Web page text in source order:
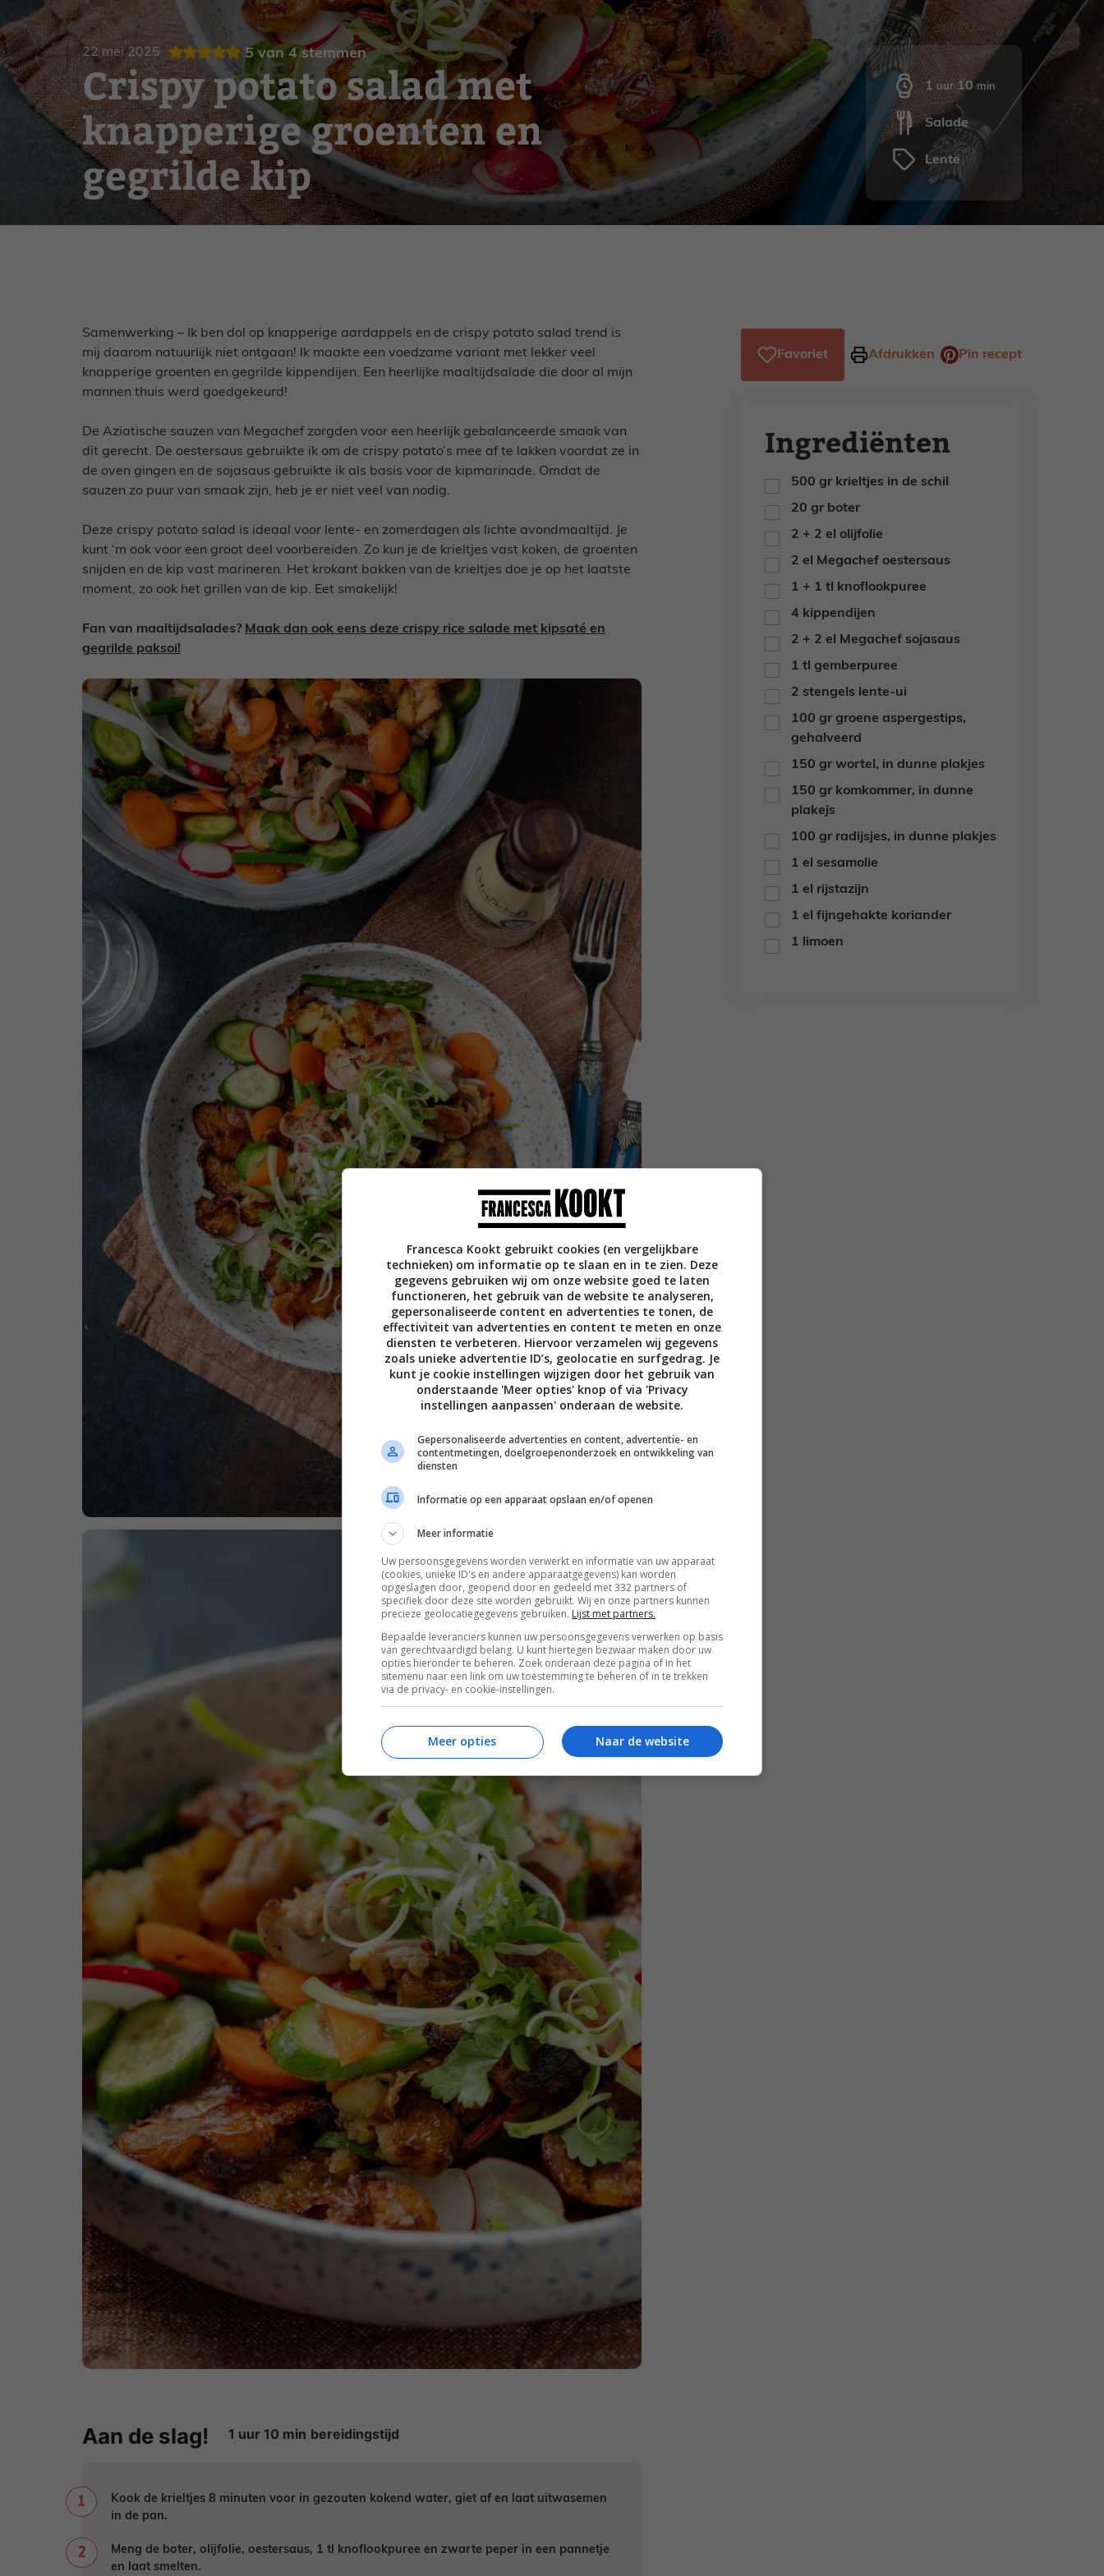
22 mei 2025 5 van4stemmen
Crispy potato salad met
knapperige groenten en
gegrilde kip
1uur
uur 10 minuten
min
Salade
Lente
Samenwerking – Ik ben dol op knapperige aardappels en de crispy potato salad trend is
mij daarom natuurlijk niet ontgaan! Ik maakte een voedzame variant met lekker veel
knapperige groenten en gegrilde kippendijen. Een heerlijke maaltijdsalade die door al mijn
mannen thuis werd goedgekeurd!
De Aziatische sauzen van Megachef zorgden voor een heerlijk gebalanceerde smaak van
dit gerecht. De oestersaus gebruikte ik om de crispy potato’s mee af te lakken voordat ze in
de oven gingen en de sojasaus gebruikte ik als basis voor de kipmarinade. Omdat de
sauzen zo puur van smaak zijn, heb je er niet veel van nodig.
Deze crispy potato salad is ideaal voor lente- en zomerdagen als lichte avondmaaltijd. Je
kunt ‘m ook voor een groot deel voorbereiden. Zo kun je de krieltjes vast koken, de groenten
snijden en de kip vast marineren. Het krokant bakken van de krieltjes doe je op het laatste
moment, zo ook het grillen van de kip. Eet smakelijk!
Fan van maaltijdsalades? Maak dan ook eens deze crispy rice salade met kipsaté en
gegrilde paksoi!
Aan de slag! 1 uur
uur 10 minuten
min
Kook de krieltjes 8 minuten voor in gezouten kokend water, giet af en laat uitwasemen
in de pan.
Meng de boter, olijfolie, oestersaus, 1 tl knoflookpuree en zwarte peper in een pannetje
en laat smelten.
Favoriet Afdrukken Pin recept
Ingrediënten
▢
500 gr krieltjes in de schil
▢
20 gr boter
▢
2 + 2 el olijfolie
▢
2 el Megachef oestersaus
▢
1 + 1 tl knoflookpuree
▢
4 kippendijen
▢
2 + 2 el Megachef sojasaus
▢
1 tl gemberpuree
▢
2 stengels lente-ui
▢
100 gr groene aspergestips,
gehalveerd
▢
150 gr wortel, in dunne plakjes
▢
150 gr komkommer, in dunne
plakejs
▢
100 gr radijsjes, in dunne plakjes
▢
1 el sesamolie
▢
1 el rijstazijn
▢
1 el fijngehakte koriander
▢
1 limoen
Francesca Kookt gebruikt cookies (en vergelijkbare
technieken) om informatie op te slaan en in te zien. Deze
gegevens gebruiken wij om onze website goed te laten
functioneren, het gebruik van de website te analyseren,
gepersonaliseerde content en advertenties te tonen, de
effectiviteit van advertenties en content te meten en onze
diensten te verbeteren. Hiervoor verzamelen wij gegevens
zoals unieke advertentie ID’s, geolocatie en surfgedrag. Je
kunt je cookie instellingen wijzigen door het gebruik van
onderstaande 'Meer opties' knop of via 'Privacy
instellingen aanpassen' onderaan de website.
Gepersonaliseerde advertenties en content, advertentie- en
contentmetingen, doelgroepenonderzoek en ontwikkeling van
diensten
Informatie op een apparaat opslaan en/of openen
Meer informatie
Uw persoonsgegevens worden verwerkt en informatie van uw apparaat
(cookies, unieke ID's en andere apparaatgegevens) kan worden
opgeslagen door, geopend door en gedeeld met 332 partners of
specifiek door deze site worden gebruikt. Wij en onze partners kunnen
precieze geolocatiegegevens gebruiken. Lijst met partners.
Bepaalde leveranciers kunnen uw persoonsgegevens verwerken op basis
van gerechtvaardigd belang. U kunt hiertegen bezwaar maken door uw
opties hieronder te beheren. Zoek onderaan deze pagina of in het
sitemenu naar een link om uw toestemming te beheren of in te trekken
via de privacy- en cookie-instellingen.
Naar de website
Meer opties